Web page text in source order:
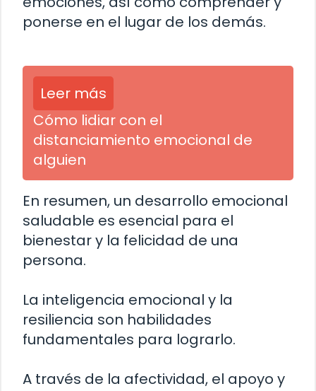
ponerse en el lugar de los demás.
Leer más
Cómo lidiar con el
distanciamiento emocional de
alguien
En resumen, un desarrollo emocional
saludable es esencial para el
bienestar y la felicidad de una
persona.
La inteligencia emocional y la
resiliencia son habilidades
fundamentales para lograrlo.
A través de la afectividad, el apoyo y